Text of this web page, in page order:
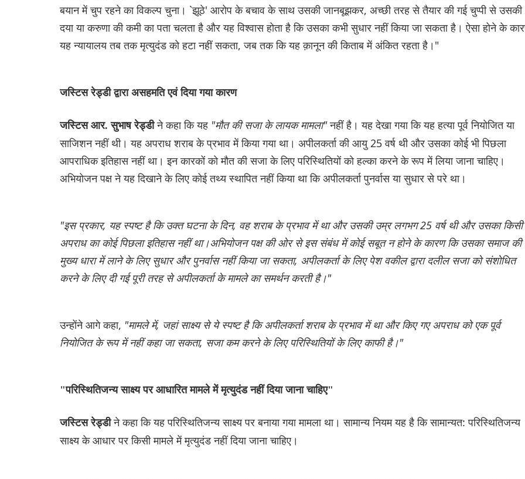
बयान में चुप रहने का विकल्प चुना। `झूठे' आरोप के बचाव के साथ उसकी जानबूझकर, अच्छी तरह से तैयार की गई चुप्पी से उसकी
दया या करुणा की कमी का पता चलता है और यह विश्वास होता है कि उसका कभी सुधार नहीं किया जा सकता है। ऐसा होने के
यह न्यायालय तब तक मृत्युदंड को हटा नहीं सकता, जब तक कि यह क़ानून की किताब में अंकित रहता है।"
जस्टिस रेड्डी द्वारा असहमति एवं दिया गया कारण
जस्टिस आर. सुभाष रेड्डीने कहा कि यह "मौत की सजा के लायक मामला"नहीं है। यह देखा गया कि यह हत्या पूर्व नियोजित या
साजिशन नहीं थी। यह अपराध शराब के प्रभाव में किया गया था। अपीलकर्ता की आयु 25 वर्ष थी और उसका कोई भी पिछला
आपराधिक इतिहास नहीं था। इन कारकों को मौत की सजा के लिए परिस्थितियों को हल्का करने के रूप में लिया जाना चाहिए।
अभियोजन पक्ष ने यह दिखाने के लिए कोई तथ्य स्थापित नहीं किया था कि अपीलकर्ता पुनर्वास या सुधार से परे था।
"इस प्रकार, यह स्पष्ट है कि उक्त घटना के दिन, वह शराब के प्रभाव में था और उसकी उम्र लगभग 25 वर्ष थी और उसका किसी
अपराध का कोई पिछला इतिहास नहीं था।अभियोजन पक्ष की ओर से इस संबंध में कोई सबूत न होने के कारण कि उसका समाज की
मुख्य धारा में लाने के लिए सुधार और पुनर्वास नहीं किया जा सकता, अपीलकर्ता के लिए पेश वकील द्वारा दलील सजा को संशोधित
करने के लिए दी गई पूरी तरह से अपीलकर्ता के मामले का समर्थन करती है।"
उन्होंने आगे कहा, "मामले में, जहां साक्ष्य से ये स्पष्ट है कि अपीलकर्ता शराब के प्रभाव में था और किए गए अपराध को एक पूर्व
नियोजित के रूप में नहीं कहा जा सकता, सजा कम करने के लिए परिस्थितियों के लिए काफी है।"
"परिस्थितिजन्य साक्ष्य पर आधारित मामले में मृत्युदंड नहीं दिया जाना चाहिए"
जस्टिस रेड्डीने कहा कि यह परिस्थितिजन्य साक्ष्य पर बनाया गया मामला था। सामान्य नियम यह है कि सामान्यत: परिस्थितिजन्य
साक्ष्य के आधार पर किसी मामले में मृत्युदंड नहीं दिया जाना चाहिए।